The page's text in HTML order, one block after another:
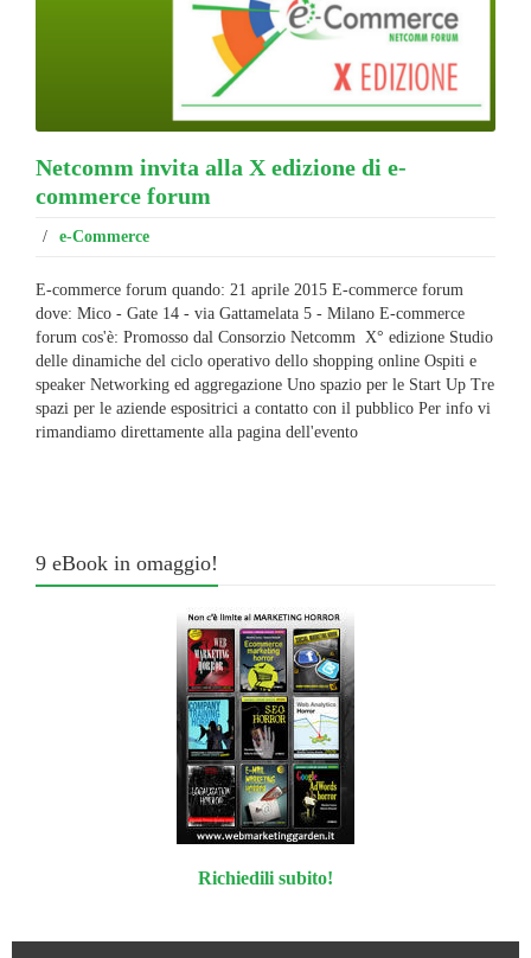
Netcomm invita alla X edizione di e-
commerce forum
/ e-Commerce
E-commerce forum quando: 21 aprile 2015 E-commerce forum
dove: Mico - Gate 14 - via Gattamelata 5 - Milano E-commerce
forum cos'è: Promosso dal Consorzio Netcomm X° edizione Studio
delle dinamiche del ciclo operativo dello shopping online Ospiti e
speaker Networking ed aggregazione Uno spazio per le Start Up Tre
spazi per le aziende espositrici a contatto con il pubblico Per info vi
rimandiamo direttamente alla pagina dell'evento
9 eBook in omaggio!
Richiedili subito!